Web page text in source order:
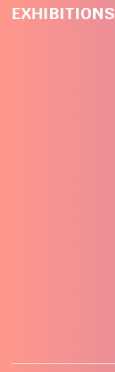
EXHIBITIONS